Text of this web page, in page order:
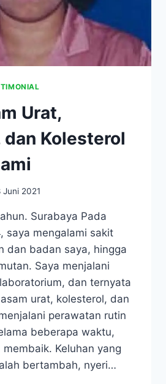
Urat,
Kolesterol
Juni 2021
Surabaya Pada
saya mengalami sakit
dan badan saya, hingga
Saya menjalani
dan ternyata
urat, kolesterol, dan
perawatan rutin
beberapa waktu,
Keluhan yang
bertambah, nyeri…